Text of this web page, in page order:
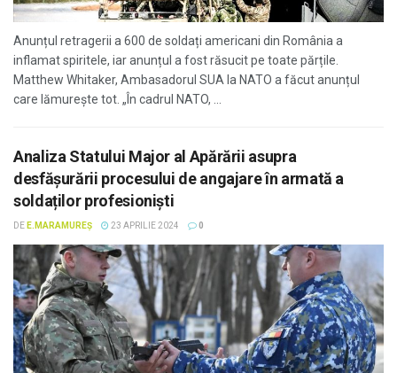
Anunțul retragerii a 600 de soldați americani din România a
inflamat spiritele, iar anunțul a fost răsucit pe toate părțile.
Matthew Whitaker, Ambasadorul SUA la NATO a făcut anunțul
care lămurește tot. „În cadrul NATO, ...
Analiza Statului Major al Apărării asupra
desfășurării procesului de angajare în armată a
soldaților profesioniști
DE E.MARAMUREȘ 23 APRILIE 2024 0